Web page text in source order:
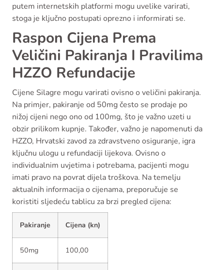
putem internetskih platformi mogu uvelike varirati,
stoga je ključno postupati oprezno i informirati se.
Raspon Cijena Prema
Veličini Pakiranja I Pravilima
HZZO Refundacije
Cijene Silagre mogu varirati ovisno o veličini pakiranja.
Na primjer, pakiranje od 50mg često se prodaje po
nižoj cijeni nego ono od 100mg, što je važno uzeti u
obzir prilikom kupnje. Također, važno je napomenuti da
HZZO, Hrvatski zavod za zdravstveno osiguranje, igra
ključnu ulogu u refundaciji lijekova. Ovisno o
individualnim uvjetima i potrebama, pacijenti mogu
imati pravo na povrat dijela troškova. Na temelju
aktualnih informacija o cijenama, preporučuje se
koristiti sljedeću tablicu za brzi pregled cijena:
Pakiranje Cijena (kn)
50mg 100,00